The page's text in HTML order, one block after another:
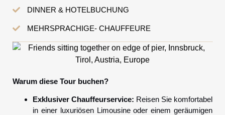
DINNER & HOTELBUCHUNG
MEHRSPRACHIGE- CHAUFFEURE
Warum diese Tour buchen?
Exklusiver Chauffeurservice: Reisen Sie komfortabel
in einer luxuriösen Limousine oder einem geräumigen